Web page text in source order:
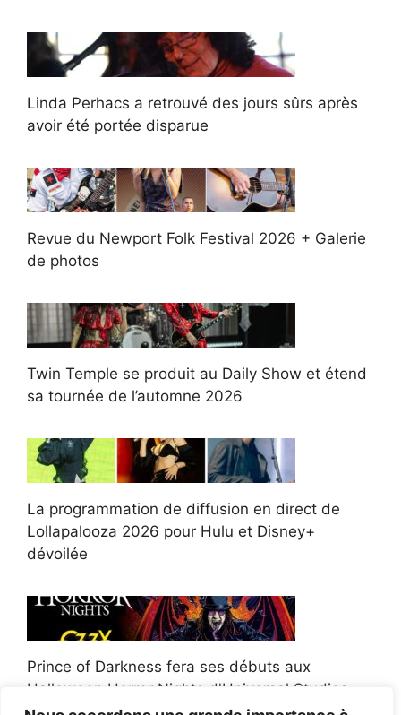
Linda Perhacs a retrouvé des jours sûrs après
avoir été portée disparue
Revue du Newport Folk Festival 2026 + Galerie
de photos
Twin Temple se produit au Daily Show et étend
sa tournée de l’automne 2026
La programmation de diffusion en direct de
Lollapalooza 2026 pour Hulu et Disney+
dévoilée
Prince of Darkness fera ses débuts aux
Halloween Horror Nights d'Universal Studios